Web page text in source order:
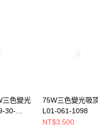
三色變光
30-
75W三色變光吸
L01-061-1098
NT$3,500